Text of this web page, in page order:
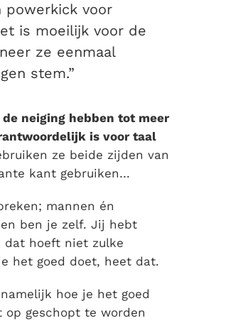
powerkick voor
is moeilijk voor de
ze eenmaal
stem.”
neiging hebben tot meer
is voor taal
ze beide zijden van
kant gebruiken…
mannen én
ben je zelf. Jij hebt
dat hoeft niet zulke
het goed doet, heet dat.
namelijk hoe je het goed
geschopt te worden